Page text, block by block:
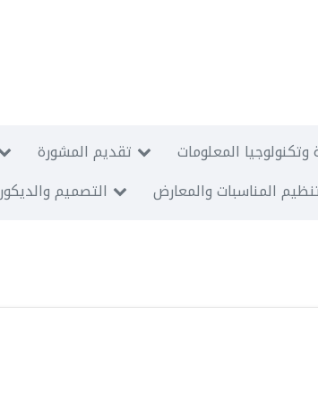
تقديم المشورة
المعلومات
التصميم والديكور المناسبات والمعارض